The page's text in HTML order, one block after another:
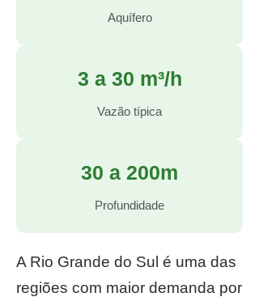
Aquífero
3 a 30 m³/h
Vazão típica
30 a 200m
Profundidade
A Rio Grande do Sul é uma das
regiões com maior demanda por